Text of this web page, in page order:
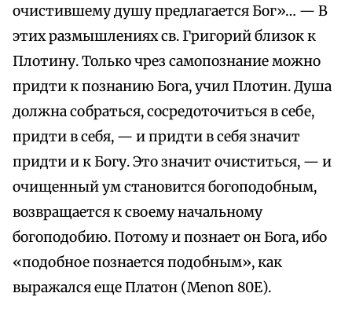
очистившему душу предлагается Бог»… — В
этих размышлениях св. Григорий близок к
Плотину. Только чрез самопознание можно
придти к познанию Бога, учил Плотин. Душа
должна собраться, сосредоточиться в себе,
придти в себя, — и придти в себя значит
придти и к Богу. Это значит очиститься, — и
очищенный ум становится богоподобным,
возвращается к своему начальному
богоподобию. Потому и познает он Бога, ибо
«подобное познается подобным», как
выражался еще Платон (Menon 80Е).